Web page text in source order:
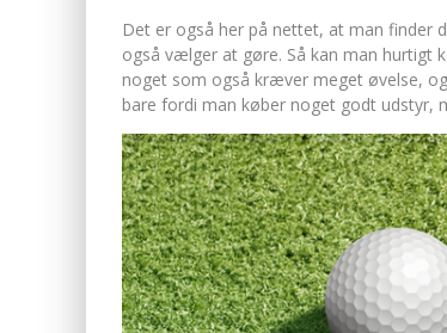
Det er også her på nettet, at man finder
også vælger at gøre. Så kan man hurtigt
noget som også kræver meget øvelse,
bare fordi man køber noget godt udstyr,